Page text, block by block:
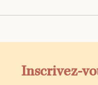
Inscrivez-